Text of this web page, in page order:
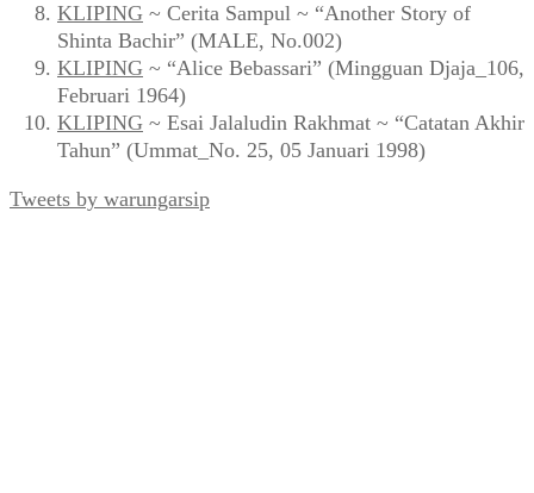
KLIPING ~ Cerita Sampul ~ “Another Story of
Shinta Bachir” (MALE, No.002)
KLIPING ~ “Alice Bebassari” (Mingguan Djaja_106,
Februari 1964)
KLIPING ~ Esai Jalaludin Rakhmat ~ “Catatan Akhir
Tahun” (Ummat_No. 25, 05 Januari 1998)
Tweets by warungarsip